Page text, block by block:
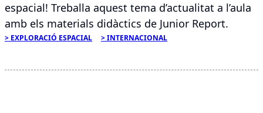
espacial! Treballa aquest tema d’actualitat a l’aula
amb els materials didàctics de Junior Report.
EXPLORACIÓ ESPACIAL INTERNACIONAL